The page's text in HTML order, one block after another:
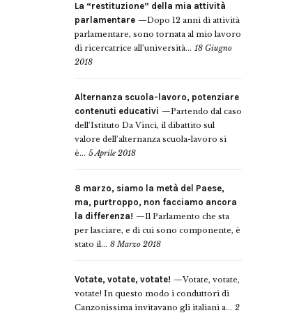
La “restituzione” della mia attività
parlamentare
Dopo 12 anni di attività
parlamentare, sono tornata al mio lavoro
di ricercatrice all’università... 18 Giugno
2018
Alternanza scuola-lavoro, potenziare
contenuti educativi
Partendo dal caso
dell’Istituto Da Vinci, il dibattito sul
valore dell’alternanza scuola-lavoro si
è... 5 Aprile 2018
8 marzo, siamo la metà del Paese,
ma, purtroppo, non facciamo ancora
la differenza!
Il Parlamento che sta
per lasciare, e di cui sono componente, è
stato il... 8 Marzo 2018
Votate, votate, votate!
Votate, votate,
votate! In questo modo i conduttori di
Canzonissima invitavano gli italiani a... 2